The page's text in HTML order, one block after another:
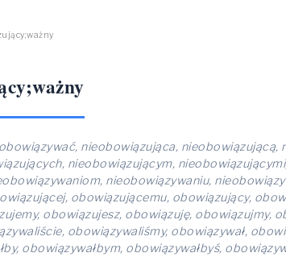
obowiązywać, nieobowiązująca, nieobowiązującą,
nieobowiązującym,
nieobowiązywaniu,
obowiązującemu, obowiązujący,
obowiązujesz, obowiązuję, obowiązujmy,
obowiązywaliśmy, obowiązywał,
obowiązywałbym, obowiązywałbyś,